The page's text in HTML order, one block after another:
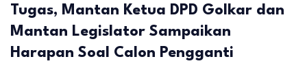
Tugas, Mantan Ketua DPD Golkar dan
Mantan Legislator Sampaikan
Harapan Soal Calon Pengganti